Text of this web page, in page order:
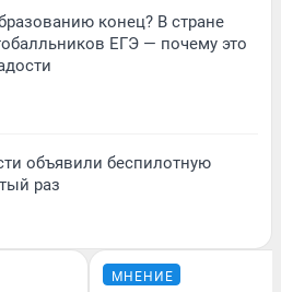
конец? В стране
ЕГЭ — почему это
объявили беспилотную
раз
МНЕНИЕ